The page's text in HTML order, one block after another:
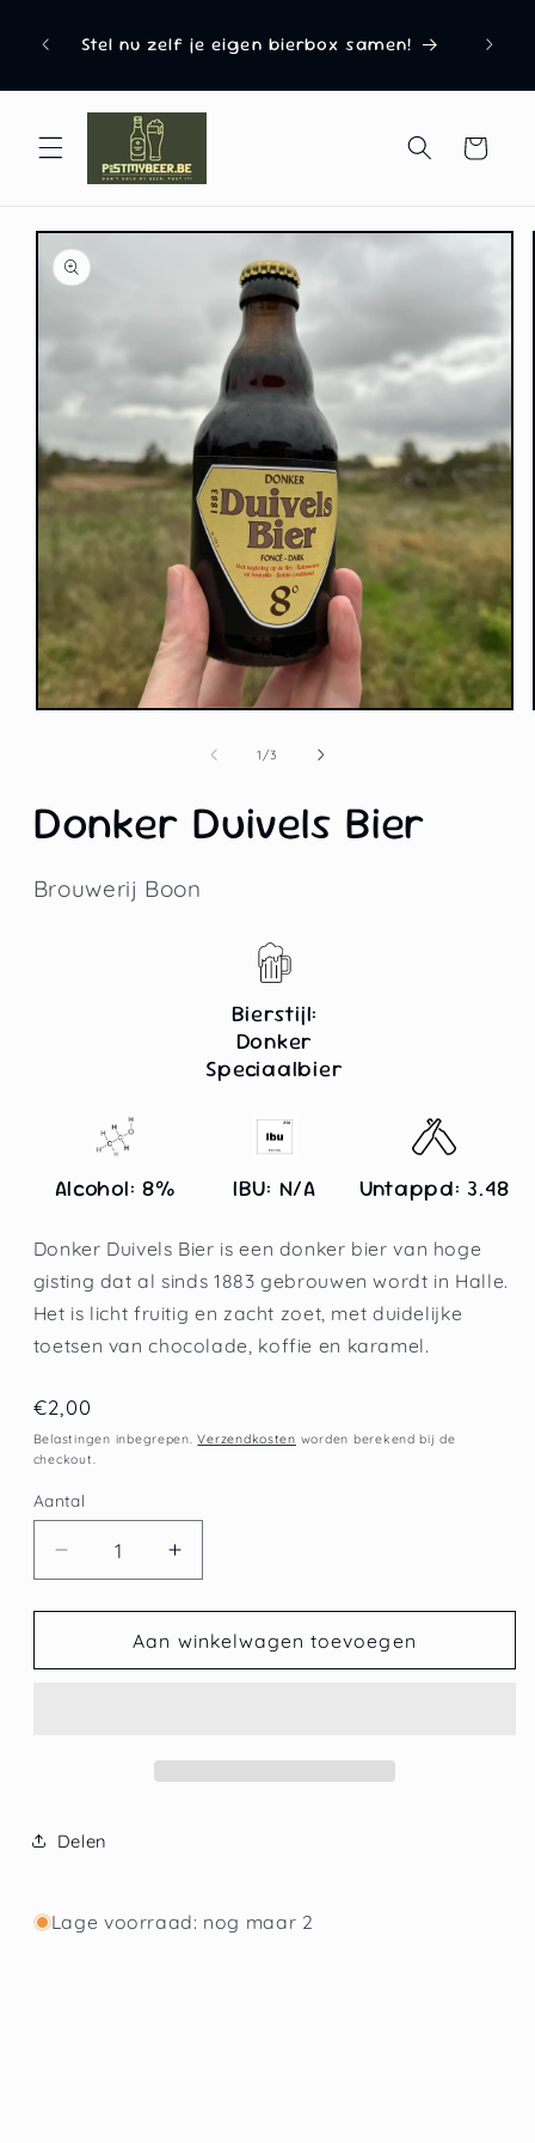
de
Stel nu zelf je eigen bierbox samen!
Winkelwagen
Media
1/van
3
Donker Duivels Bier
Brouwerij Boon
Bierstijl:
Donker
Speciaalbier
Alcohol: 8% IBU: N/A Untappd: 3.48
Donker Duivels Bier is een donker bier van hoge
gisting dat al sinds 1883 gebrouwen wordt in Halle.
Het is licht fruitig en zacht zoet, met duidelijke
toetsen van chocolade, koffie en karamel.
Normale
prijs
€2,00
Belastingen inbegrepen.Verzendkosten worden berekend bij de
checkout.
Aantal
Aantal
verlagen
voor
Donker
Duivels
Aantal
verhogen
voor
Donker
Duivels
Aan winkelwagen toevoegen
Delen
Lage voorraad: nog maar 2